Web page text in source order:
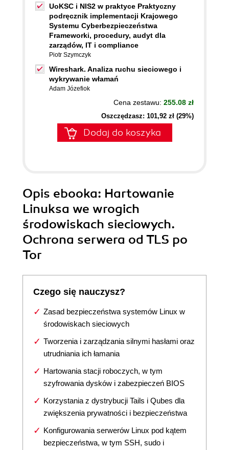
UoKSC i NIS2 w praktyce Praktyczny
podręcznik implementacji Krajowego
Systemu Cyberbezpieczeństwa
Frameworki, procedury, audyt dla
zarządów, IT i compliance
Piotr Szymczyk
Wireshark. Analiza ruchu sieciowego i
wykrywanie włamań
Adam Józefiok
Cena zestawu: 255.08 zł
Oszczędzasz: 101,92 zł (29%)
Dodaj do koszyka
Opis ebooka: Hartowanie
Linuksa we wrogich
środowiskach sieciowych.
Ochrona serwera od TLS po
Tor
Czego się nauczysz?
Zasad bezpieczeństwa systemów Linux w
środowiskach sieciowych
Tworzenia i zarządzania silnymi hasłami oraz
utrudniania ich łamania
Hartowania stacji roboczych, w tym
szyfrowania dysków i zabezpieczeń BIOS
Korzystania z dystrybucji Tails i Qubes dla
zwiększenia prywatności i bezpieczeństwa
Konfigurowania serwerów Linux pod kątem
bezpieczeństwa, w tym SSH, sudo i